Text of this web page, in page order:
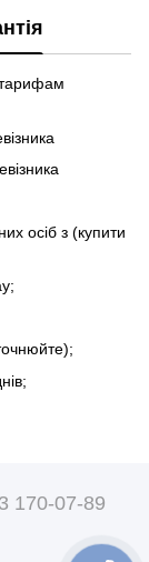
осіб з (купити
170-07-89